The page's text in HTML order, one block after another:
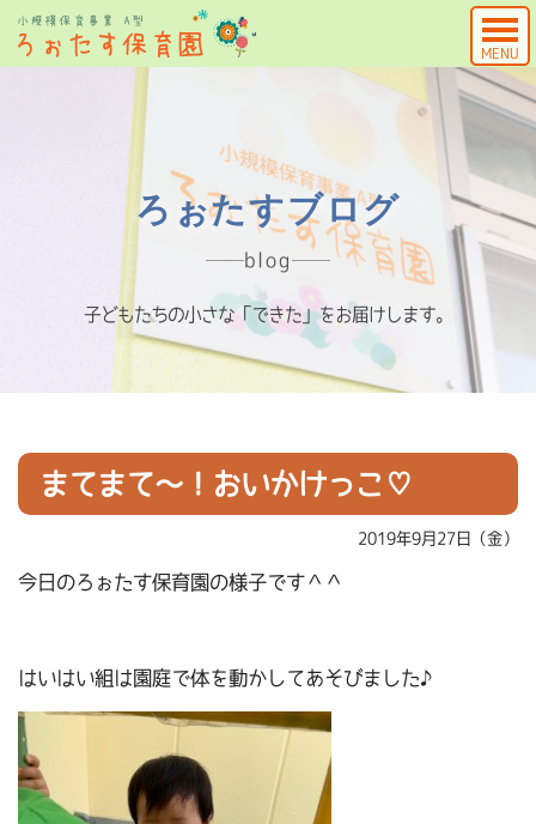
MENU
ろぉたすブログ
blog
子どもたちの小さな「できた」をお届けします。
まてまて～！おいかけっこ♡
2019年9月27日（金）
今日のろぉたす保育園の様子です＾＾
はいはい組は園庭で体を動かしてあそびました♪